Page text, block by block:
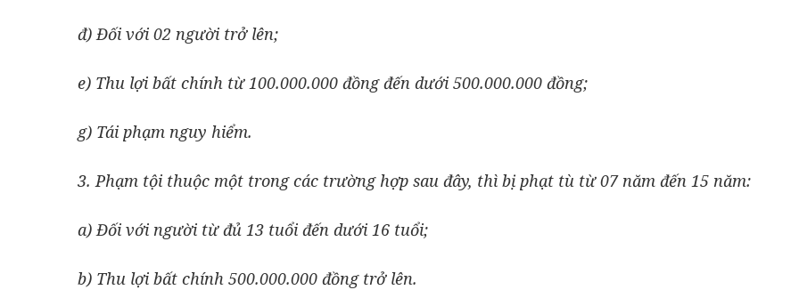
đ) Đối với 02 người trở lên;
e) Thu lợi bất chính từ 100.000.000 đồng đến dưới 500.000.000 đồng;
g) Tái phạm nguy hiểm.
3. Phạm tội thuộc một trong các trường hợp sau đây, thì bị phạt tù từ 07 năm đến 15 năm:
a) Đối với người từ đủ 13 tuổi đến dưới 16 tuổi;
b) Thu lợi bất chính 500.000.000 đồng trở lên.